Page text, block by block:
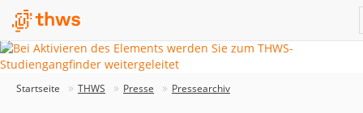
Startseite THWS Presse Pressearchiv